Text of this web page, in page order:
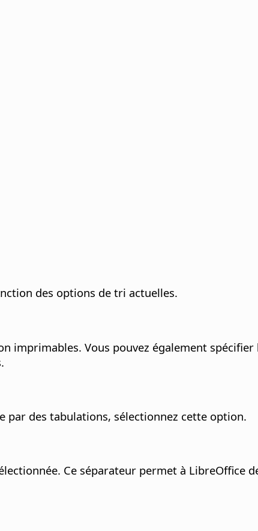
des options de tri actuelles.
imprimables. Vous pouvez également
par des tabulations, sélectionnez cette option.
Ce séparateur permet à LibreOffice